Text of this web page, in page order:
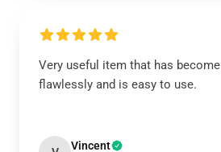
Very useful item that has
flawlessly and is easy to use.
Vincent